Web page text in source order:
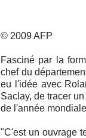
© 2009 AFP
Fasciné par la
chef du
eu l'idée avec
Saclay, de tracer
de l'année
"C'est un ouvrage